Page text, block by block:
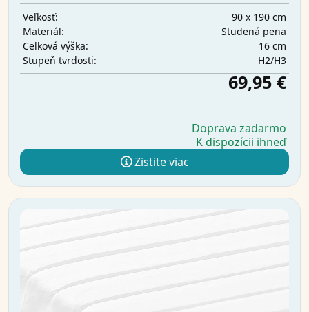
Veľkosť:
90 x 190 cm
Materiál:
Studená pena
Celková výška:
16 cm
Stupeň tvrdosti:
H2/H3
69,95 €
Doprava zadarmo
K dispozícii ihneď
Zistite viac